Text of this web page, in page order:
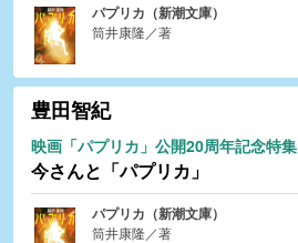
パプリカ（新潮文庫）
筒井康隆／著
豊田智紀
映画「パプリカ」公開20周年記念特集
今さんと「パプリカ」
パプリカ（新潮文庫）
筒井康隆／著